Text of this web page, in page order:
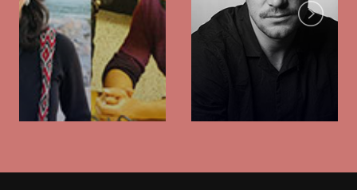
Next